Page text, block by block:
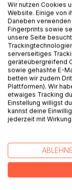
BESCHREIBUNG
20 kurze
magischem
und Seltsamkeit.
AUTOR/IN
Wir nutzen Cookies
Website. Einige von
Daneben
Fingerprints sowie
unsere Seite
serverseitiges
geräteübergreifend
sowie gehashte E-
betten wir zudem
Plattformen). Wir
etwaiges Tracking
Einstellung willigst
kannst deine
jederzeit mit